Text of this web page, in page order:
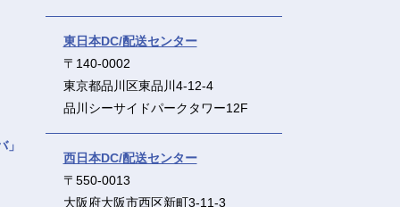
東日本DC/配送センター
〒140-0002
東京都品川区東品川4-12-4
品川シーサイドパークタワー12F
西日本DC/配送センター
〒550-0013
大阪府大阪市西区新町3-11-3